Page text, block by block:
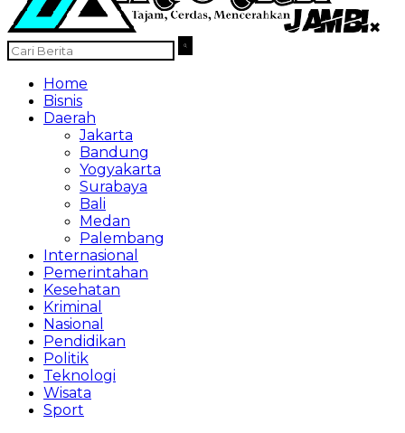
✖
Home
Bisnis
Daerah
Jakarta
Bandung
Yogyakarta
Surabaya
Bali
Medan
Palembang
Internasional
Pemerintahan
Kesehatan
Kriminal
Nasional
Pendidikan
Politik
Teknologi
Wisata
Sport